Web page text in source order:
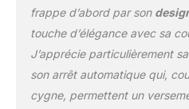
plus
de
tout
frappe d’abord par son
touche d’élégance avec sa
J’apprécie particulièrement sa
son arrêt automatique qui,
cygne, permettent un